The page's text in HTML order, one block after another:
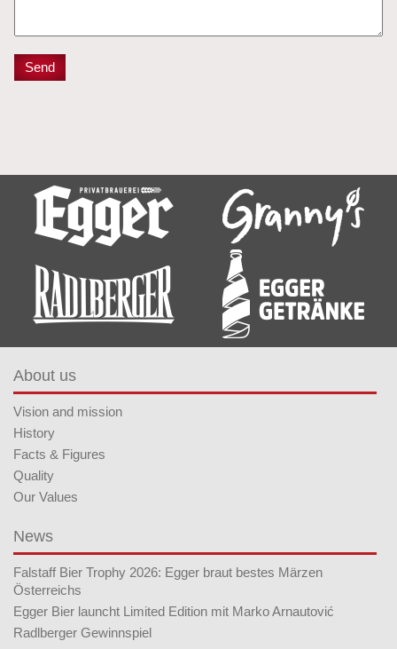
About us
Vision and mission
History
Facts & Figures
Quality
Our Values
News
Falstaff Bier Trophy 2026: Egger braut bestes Märzen
Österreichs
Egger Bier launcht Limited Edition mit Marko Arnautović
Radlberger Gewinnspiel